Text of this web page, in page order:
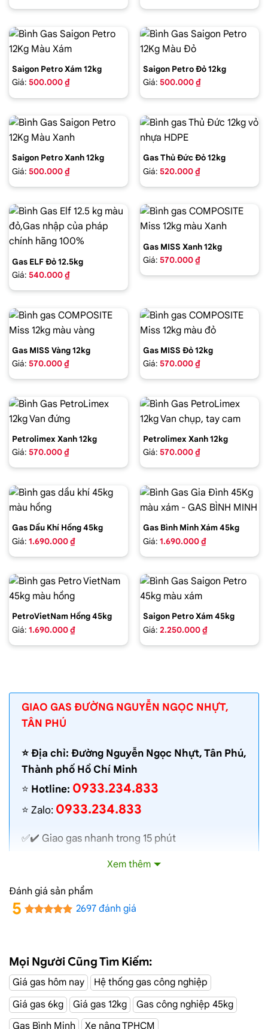
Saigon Petro Xám 12kg
Giá: 500.000 ₫
Saigon Petro Đỏ 12kg
Giá: 500.000 ₫
Saigon Petro Xanh 12kg
Giá: 500.000 ₫
Gas Thủ Đức Đỏ 12kg
Giá: 520.000 ₫
Gas ELF Đỏ 12.5kg
Giá: 540.000 ₫
Gas MISS Xanh 12kg
Giá: 570.000 ₫
Gas MISS Vàng 12kg
Giá: 570.000 ₫
Gas MISS Đỏ 12kg
Giá: 570.000 ₫
Petrolimex Xanh 12kg
Giá: 570.000 ₫
Petrolimex Xanh 12kg
Giá: 570.000 ₫
Gas Dầu Khí Hồng 45kg
Giá: 1.690.000 ₫
Gas Bình Minh Xám 45kg
Giá: 1.690.000 ₫
PetroVietNam Hồng 45kg
Giá: 1.690.000 ₫
Saigon Petro Xám 45kg
Giá: 2.250.000 ₫
GIAO GAS ĐƯỜNG NGUYỄN NGỌC NHỰT,
TÂN PHÚ
⭐️ Địa chỉ: Đường Nguyễn Ngọc Nhựt, Tân Phú,
Thành phố Hồ Chí Minh
⭐️ Hotline: 0933.234.833
⭐️ Zalo: 0933.234.833
✅✔️ Giao gas nhanh trong 15 phút
✅✔️ Gas đủ ký, chất lượng cao, bình gas được
kiểm định định kỳ
✅✔️ Bán gas đúng giá niêm yết trên web
✅✔️ Giao gas và lắp đặt miễn phí
Dịch Vụ Giao Gas Tận NơiĐường Nguyễn
Ngọc Nhựt, Tân Phú
Xem thêm
Đánh giá sản phẩm
5 2697 đánh giá
Mọi Người Cũng Tìm Kiếm:
Giá gas hôm nay
Hệ thống gas công nghiệp
Giá gas 6kg
Giá gas 12kg
Gas công nghiệp 45kg
Gas Bình Minh
Xe nâng TPHCM